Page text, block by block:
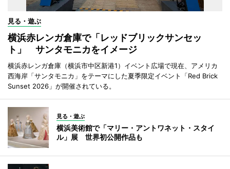
見る・遊ぶ
横浜赤レンガ倉庫で「レッドブリックサンセッ
ト」 サンタモニカをイメージ
横浜赤レンガ倉庫（横浜市中区新港1）イベント広場で現在、アメリカ
西海岸「サンタモニカ」をテーマにした夏季限定イベント「Red Brick
Sunset 2026」が開催されている。
見る・遊ぶ
横浜美術館で「マリー・アントワネット・スタイ
ル」展 世界初公開作品も